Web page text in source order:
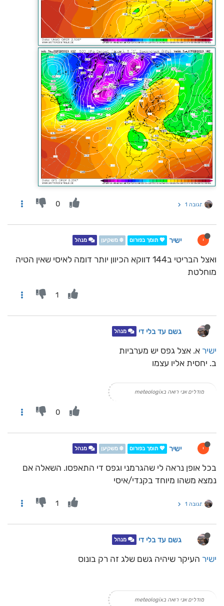
תגובה 1 0
י ישיר 💖 תומך בפורום ❄️ משקיען מנהל
ואצל הבריטי ב144 דווקא הכיוון יותר דומה לאיסי שאין הטיה
מוחלטת
1
גשם עד בלי די מנהל
ישיר א. אצל גפס יש מערביות
ב. יחסית אליו עצמו
מודלים אני רואה בmeteologix
0
י ישיר 💖 תומך בפורום ❄️ משקיען מנהל
בכל אופן נראה לי שהגרמני וגפס די התאפסו. השאלה אם
נמצא משהו מיוחד בקנדי/איסי
תגובה 1 1
גשם עד בלי די מנהל
ישיר העיקר שיהיה גשם שלג זה רק בונוס
מודלים אני רואה בmeteologix